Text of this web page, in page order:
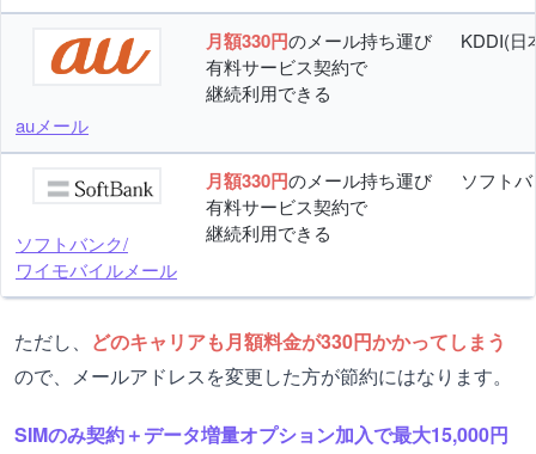
auメール
月額330円のメール持ち運び
有料サービス契約で
継続利用できる
KDDI(日
ソフトバンク/
ワイモバイルメール
月額330円のメール持ち運び
有料サービス契約で
継続利用できる
ソフト
ただし、 どのキャリアも月額料金が330円かかってしまう
ので、メールアドレスを変更した方が節約にはなります。
SIMのみ契約＋データ増量オプション加入で最大15,000円